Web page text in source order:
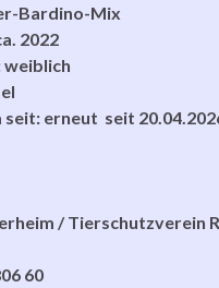
Bardino-Mix
2022
weiblich
seit: erneut seit
/ Tierschutzverein
60